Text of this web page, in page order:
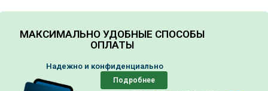
МАКСИМАЛЬНО УДОБНЫЕ СПОСОБЫ
ОПЛАТЫ
Надежно и конфиденциально
Подробнее